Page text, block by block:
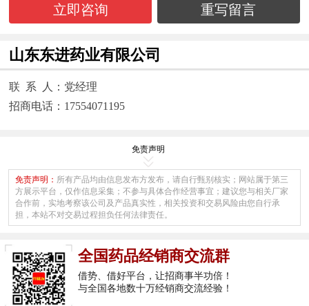
立即咨询 重写留言
山东东进药业有限公司
联 系 人：党经理
招商电话：17554071195
免责声明
免责声明： 所有产品均由信息发布方发布，请自行甄别核实；网站属于第三
方展示平台，仅作信息采集；不参与具体合作经营事宜；建议您与相关厂家
合作前，实地考察该公司及产品真实性，相关投资和交易风险由您自行承
担，本站不对交易过程担负任何法律责任。
全国药品经销商交流群
借势、借好平台，让招商事半功倍！
与全国各地数十万经销商交流经验！